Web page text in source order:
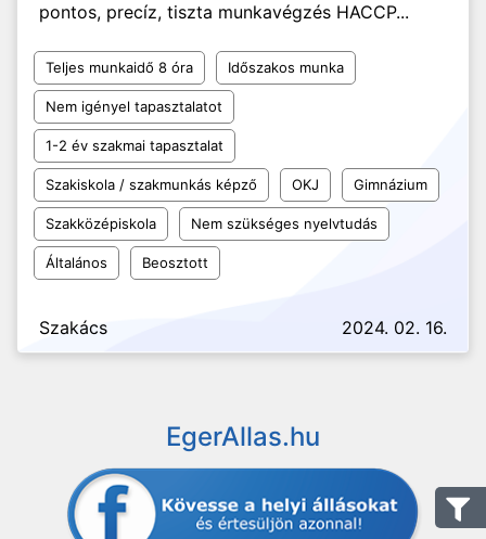
pontos, precíz, tiszta munkavégzés HACCP...
Teljes munkaidő 8 óra Időszakos munka
Nem igényel tapasztalatot
1-2 év szakmai tapasztalat
Szakiskola / szakmunkás képző OKJ Gimnázium
Szakközépiskola Nem szükséges nyelvtudás
Általános Beosztott
Szakács 2024. 02. 16.
EgerAllas.hu